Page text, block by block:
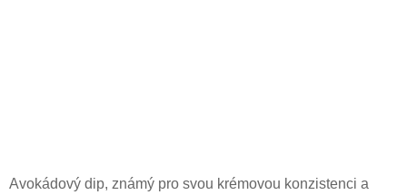
Avokádový dip, známý pro svou krémovou konzistenci a